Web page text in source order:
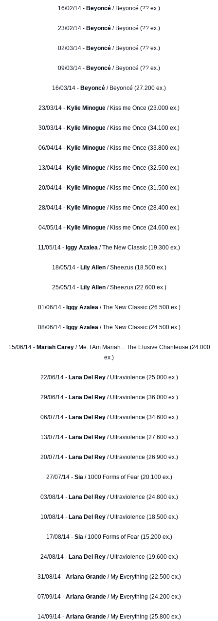
16/02/14 - Beyoncé / Beyoncé (?? ex.)
23/02/14 - Beyoncé / Beyoncé (?? ex.)
02/03/14 - Beyoncé / Beyoncé (?? ex.)
09/03/14 - Beyoncé / Beyoncé (?? ex.)
16/03/14 - Beyoncé / Beyoncé (27.200 ex.)
23/03/14 - Kylie Minogue / Kiss me Once (23.000 ex.)
30/03/14 - Kylie Minogue / Kiss me Once (34.100 ex.)
06/04/14 - Kylie Minogue / Kiss me Once (33.800 ex.)
13/04/14 - Kylie Minogue / Kiss me Once (32.500 ex.)
20/04/14 - Kylie Minogue / Kiss me Once (31.500 ex.)
28/04/14 - Kylie Minogue / Kiss me Once (28.400 ex.)
04/05/14 - Kylie Minogue / Kiss me Once (24.600 ex.)
11/05/14 - Iggy Azalea / The New Classic (19.300 ex.)
18/05/14 - Lily Allen/ Sheezus (18.500 ex.)
25/05/14 - Lily Allen/ Sheezus (22.600 ex.)
01/06/14 - Iggy Azalea/ The New Classic (26.500 ex.)
08/06/14 - Iggy Azalea/ The New Classic (24.500 ex.)
15/06/14 - Mariah Carey/ Me. I Am Mariah... The Elusive Chanteuse (24.000
ex.)
22/06/14 - Lana Del Rey/ Ultraviolence (25.000 ex.)
29/06/14 - Lana Del Rey / Ultraviolence (36.000 ex.)
06/07/14 - Lana Del Rey/ Ultraviolence (34.600 ex.)
13/07/14 -Lana Del Rey / Ultraviolence (27.600 ex.)
20/07/14 -Lana Del Rey/ Ultraviolence (26.900 ex.)
27/07/14 - Sia / 1000 Forms of Fear (20.100 ex.)
03/08/14 - Lana Del Rey / Ultraviolence (24.800 ex.)
10/08/14 - Lana Del Rey/ Ultraviolence (18.500 ex.)
17/08/14 - Sia / 1000 Forms of Fear (15.200 ex.)
24/08/14 -Lana Del Rey/ Ultraviolence (19.600 ex.)
31/08/14 - Ariana Grande/ My Everything (22.500 ex.)
07/09/14 - Ariana Grande/ My Everything (24.200 ex.)
14/09/14 - Ariana Grande/ My Everything (25.800 ex.)